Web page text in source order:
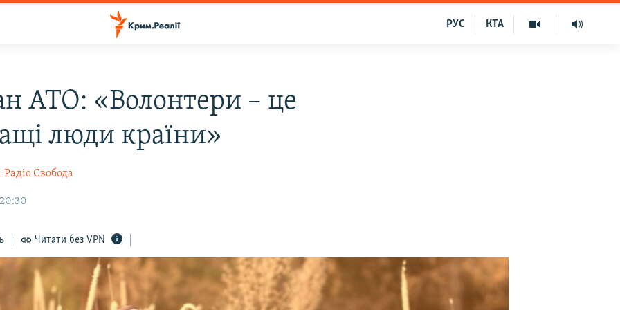
КТА
РУС
АТО: «Волонтери – це
люди країни»
Радіо Свобода
Читати без VPN